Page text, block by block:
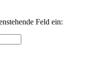
Feld ein: